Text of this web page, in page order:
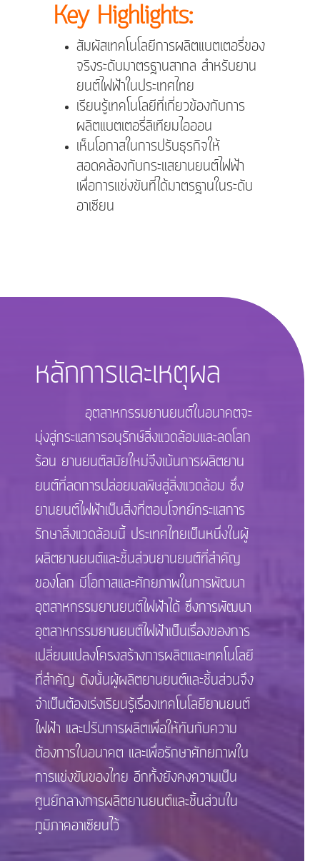
Key Highlights:
สัมผัสเทคโนโลยีการผลิตแบตเตอรี่ของ
จริงระดับมาตรฐานสากล สำหรับยาน
ยนต์ไฟฟ้าในประเทศไทย
เรียนรู้เทคโนโลยีที่เกี่ยวข้องกับการ
ผลิตแบตเตอรี่ลิเทียมไอออน
เห็นโอกาสในการปรับธุรกิจให้
สอดคล้องกับกระแสยานยนต์ไฟฟ้า
เพื่อการแข่งขันที่ได้มาตรฐานในระดับ
อาเซียน
หลักการและเหตุผล
อุตสาหกรรมยานยนต์ในอนาคตจะ
มุ่งสู่กระแสการอนุรักษ์สิ่งแวดล้อมและลดโลก
ร้อน ยานยนต์สมัยใหม่จึงเน้นการผลิตยาน
ยนต์ที่ลดการปล่อยมลพิษสู่สิ่งแวดล้อม ซึ่ง
ยานยนต์ไฟฟ้าเป็นสิ่งที่ตอบโจทย์กระแสการ
รักษาสิ่งแวดล้อมนี้ ประเทศไทยเป็นหนึ่งในผู้
ผลิตยานยนต์และชิ้นส่วนยานยนต์ที่สำคัญ
ของโลก มีโอกาสและศักยภาพในการพัฒนา
อุตสาหกรรมยานยนต์ไฟฟ้าได้ ซึ่งการพัฒนา
อุตสาหกรรมยานยนต์ไฟฟ้าเป็นเรื่องของการ
เปลี่ยนแปลงโครงสร้างการผลิตและเทคโนโลยี
ที่สำคัญ ดังนั้นผู้ผลิตยานยนต์และชิ้นส่วนจึง
จำเป็นต้องเร่งเรียนรู้เรื่องเทคโนโลยียานยนต์
ไฟฟ้า และปรับการผลิตเพื่อให้ทันกับความ
ต้องการในอนาคต และเพื่อรักษาศักยภาพใน
การแข่งขันของไทย อีกทั้งยังคงความเป็น
ศูนย์กลางการผลิตยานยนต์และชิ้นส่วนใน
ภูมิภาคอาเซียนไว้